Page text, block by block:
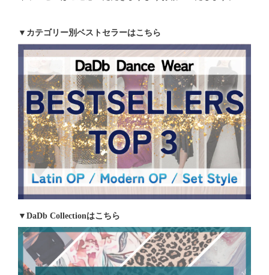
▼カテゴリー別ベストセラーはこちら
▼DaDb Collectionはこちら